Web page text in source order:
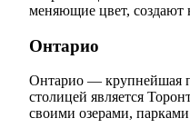
меняющие цвет, создают
Онтарио
Онтарио — крупнейшая
столицей является
своими озерами,